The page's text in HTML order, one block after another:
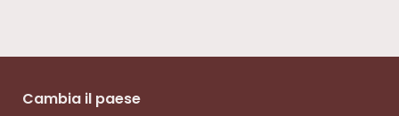
Cambia il paese